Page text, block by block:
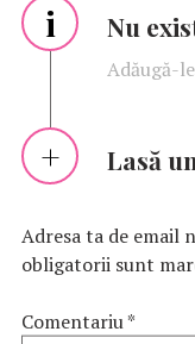
i Nu
Adăugă-
Lasă
Adresa ta de email
obligatorii sunt
Comentariu*